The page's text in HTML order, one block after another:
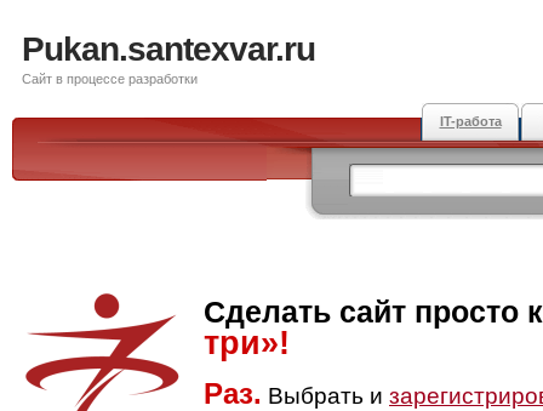
Pukan.santexvar.ru
Сайт в процессе разработки
IT-работа
Сделать сайт просто
три»!
Раз. Выбрать и